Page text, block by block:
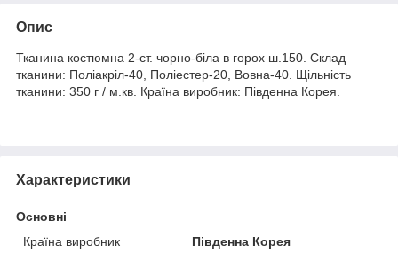
Опис
Тканина костюмна 2-ст. чорно-біла в горох ш.150. Склад
тканини: Поліакріл-40, Поліестер-20, Вовна-40. Щільність
тканини: 350 г / м.кв. Країна виробник: Південна Корея.
Характеристики
Основні
Країна виробник
Південна Корея